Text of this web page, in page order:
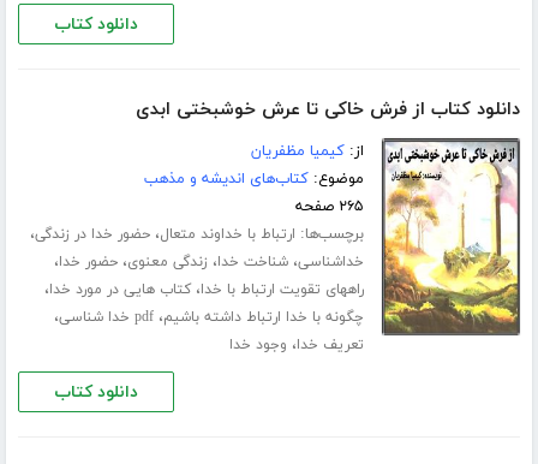
دانلود کتاب
دانلود کتاب از فرش خاکی تا عرش خوشبختی ابدی
از:کیمیا مظفریان
موضوع:کتاب‌های اندیشه و مذهب
۲۶۵ صفحه
برچسب‌ها: ارتباط با خداوند متعال،حضور خدا در زندگی،
خداشناسی،شناخت خدا، زندگی معنوی،حضور خدا،
راههای تقویت ارتباط با خدا،کتاب هایی در مورد خدا،
چگونه با خدا ارتباط داشته باشیم،pdf خدا شناسی ،
تعریف خدا، وجود خدا
دانلود کتاب